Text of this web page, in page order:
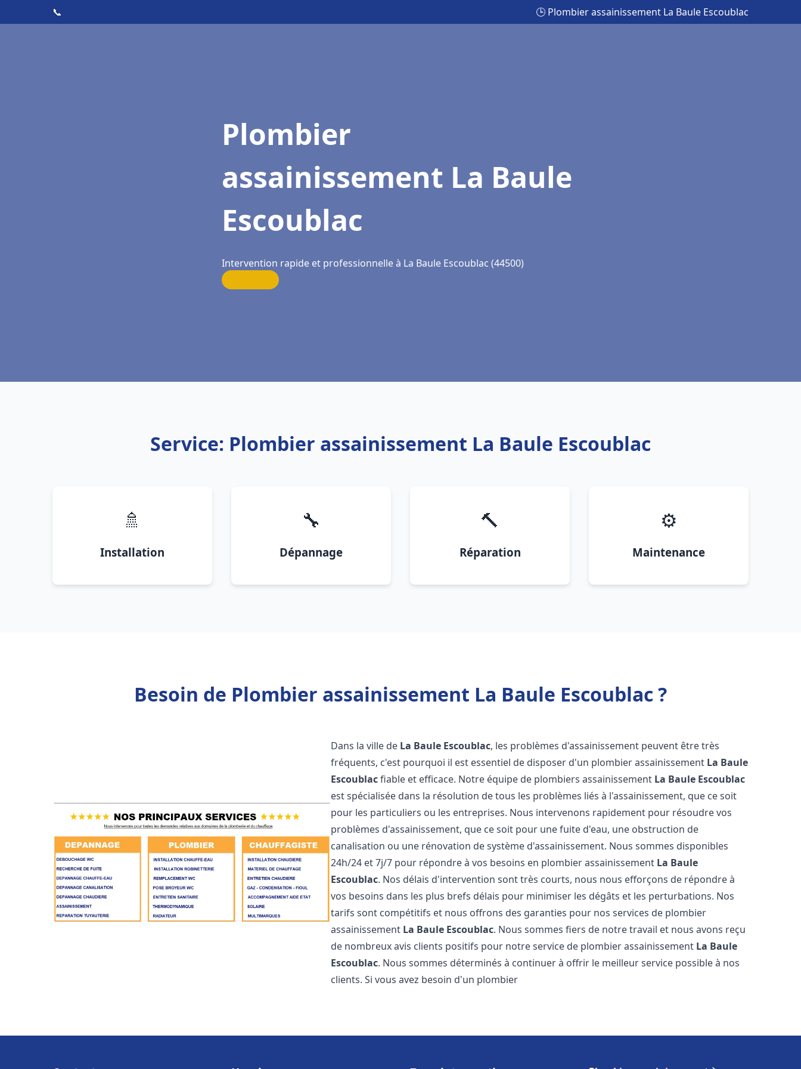
📞 🕒 Plombier assainissement La Baule Escoublac
Plombier
assainissement La Baule
Escoublac
Intervention rapide et professionnelle à La Baule Escoublac (44500)
Service: Plombier assainissement La Baule Escoublac
🚿
Installation
🔧
Dépannage
🔨
Réparation
⚙️
Maintenance
Besoin de Plombier assainissement La Baule Escoublac ?
Dans la ville de La Baule Escoublac, les problèmes d'assainissement peuvent être très
fréquents, c'est pourquoi il est essentiel de disposer d'un plombier assainissement La Baule
Escoublacfiable et efficace. Notre équipe de plombiers assainissement La Baule Escoublac
est spécialisée dans la résolution de tous les problèmes liés à l'assainissement, que ce soit
pour les particuliers ou les entreprises. Nous intervenons rapidement pour résoudre vos
problèmes d'assainissement, que ce soit pour une fuite d'eau, une obstruction de
canalisation ou une rénovation de système d'assainissement. Nous sommes disponibles
24h/24 et 7j/7 pour répondre à vos besoins en plombier assainissement La Baule
Escoublac. Nos délais d'intervention sont très courts, nous nous efforçons de répondre à
vos besoins dans les plus brefs délais pour minimiser les dégâts et les perturbations. Nos
tarifs sont compétitifs et nous offrons des garanties pour nos services de plombier
assainissement La Baule Escoublac. Nous sommes fiers de notre travail et nous avons reçu
de nombreux avis clients positifs pour notre service de plombier assainissement La Baule
Escoublac. Nous sommes déterminés à continuer à offrir le meilleur service possible à nos
clients. Si vous avez besoin d'un plombier